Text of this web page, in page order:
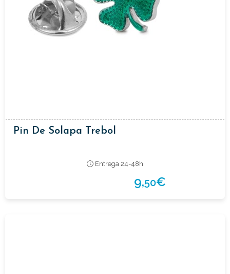
Pin De Solapa Trebol
Entrega 24-48h
9,50€